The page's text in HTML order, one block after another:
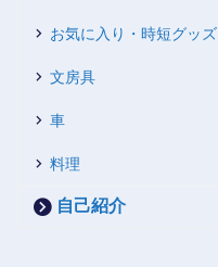
お気に入り・時短グッズ
文房具
車
料理
自己紹介